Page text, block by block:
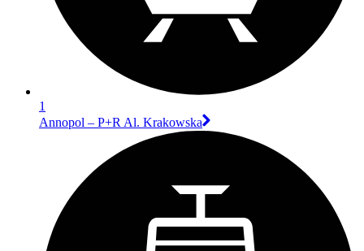
1
Annopol – P+R Al. Krakowska